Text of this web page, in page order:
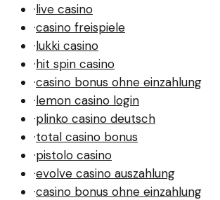
·live casino
·casino freispiele
·lukki casino
·hit spin casino
·casino bonus ohne einzahlung
·lemon casino login
·plinko casino deutsch
·total casino bonus
·pistolo casino
·evolve casino auszahlung
·casino bonus ohne einzahlung